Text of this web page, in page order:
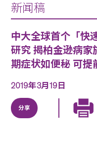
新闻稿
中大全球首个「快
研究 揭柏金逊病家
期症状如便秘 可
2019年3月19日
分享